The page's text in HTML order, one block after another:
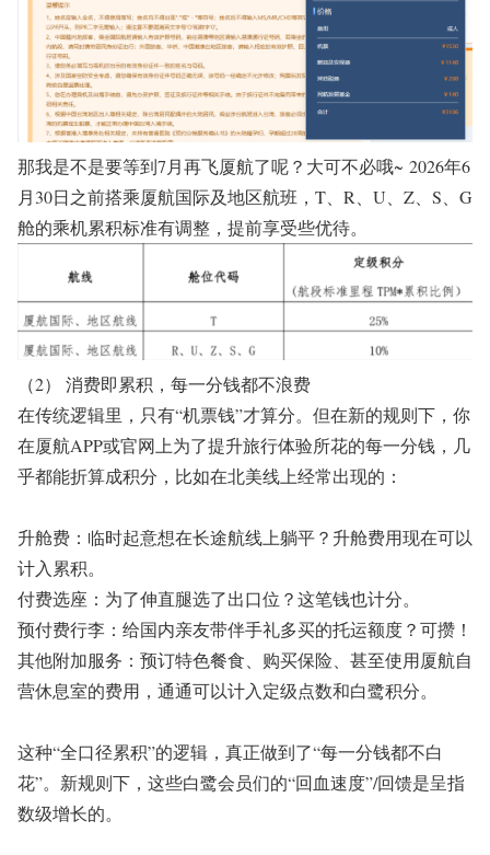
那我是不是要等到7月再飞厦航了呢？ 大可不必哦~ 2026年6
月30日之前搭乘厦航国际及地区航班， T R U Z S
G
舱的乘机累积标准有调整， 提前享受些优待。
（2） 消费即累积，每一分钱都不浪费
在传统逻辑里，只有“机票钱”才算分。但在新的规则下，你
在厦航APP或官网上为了提升旅行体验所花的每一分钱，几
乎都能折算成积分，比如在北美线上经常出现的：
升舱费： 临时起意想在长途航线上躺平？升舱费用现在可以
计入累积。
付费选座： 为了伸直腿选了出口位？这笔钱也计分。
预付费行李： 给国内亲友带伴手礼多买的托运额度？可攒！
其他附加服务： 预订特色餐食、购买保险、甚至使用厦航自
营休息室的费用，通通可以计入定级点数和白鹭积分。
这种“全口径累积”的逻辑，真正做到了“每一分钱都不白
花”。 新规则下，这些白鹭会员们的“回血速度”/回馈是呈指
数级增长的。